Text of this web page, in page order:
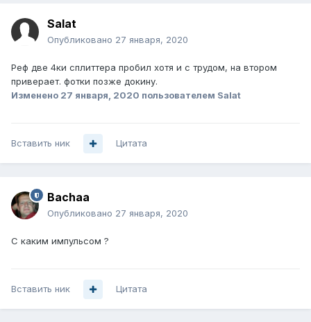
Salat
Опубликовано 27 января, 2020
Реф две 4ки сплиттера пробил хотя и с трудом, на втором
приверает. фотки позже докину.
Изменено 27 января, 2020 пользователем Salat
Вставить ник Цитата
Bachaa
Опубликовано 27 января, 2020
С каким импульсом ?
Вставить ник Цитата